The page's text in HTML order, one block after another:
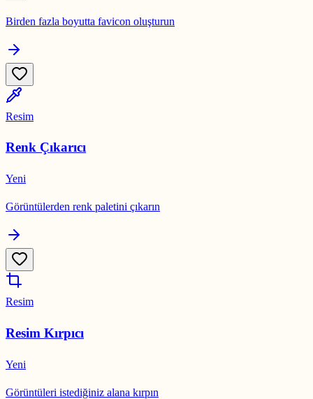
Birden fazla boyutta favicon oluşturun
Resim
Renk Çıkarıcı
Yeni
Görüntülerden renk paletini çıkarın
Resim
Resim Kırpıcı
Yeni
Görüntüleri istediğiniz alana kırpın